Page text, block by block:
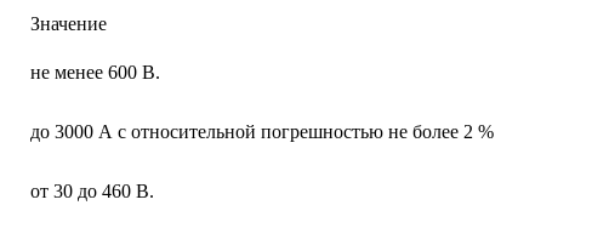
Значение
не менее 600 В.
до 3000 А с относительной погрешностью не более 2 %
от 30 до 460 В.